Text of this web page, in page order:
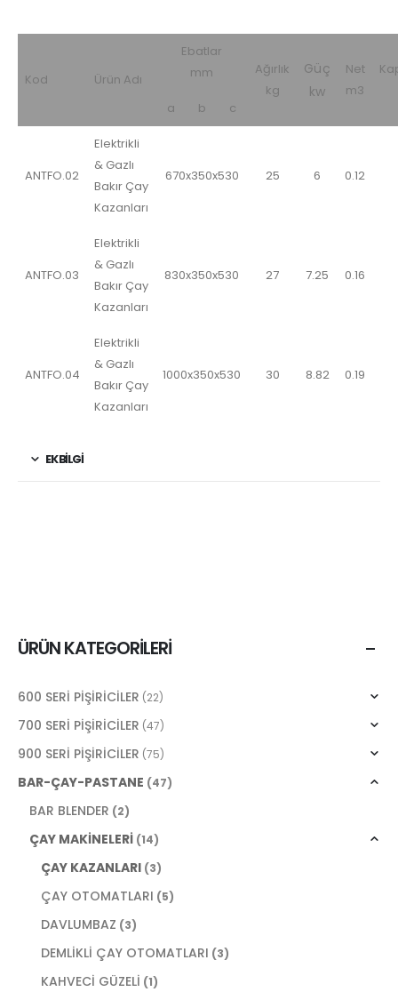
Kod Ürün Adı
Ebatlar
mm
Ağırlık
kg
Güç
kw
Net
m3
a b c
ANTFO.02
Elektrikli
& Gazlı
Bakır Çay
Kazanları
670x350x530 25 6 0.12
ANTFO.03
Elektrikli
& Gazlı
Bakır Çay
Kazanları
830x350x530 27 7.25 0.16
ANTFO.04
Elektrikli
& Gazlı
Bakır Çay
Kazanları
1000x350x530 30 8.82 0.19
EK BILGI
ÜRÜN KATEGORILERI
600 SERİ PİŞİRİCİLER (22)
700 SERİ PİŞİRİCİLER (47)
900 SERİ PİŞİRİCİLER (75)
BAR-ÇAY-PASTANE (47)
BAR BLENDER (2)
ÇAY MAKİNELERİ (14)
ÇAY KAZANLARI (3)
ÇAY OTOMATLARI (5)
DAVLUMBAZ (3)
DEMLİKLİ ÇAY OTOMATLARI (3)
KAHVECİ GÜZELİ (1)